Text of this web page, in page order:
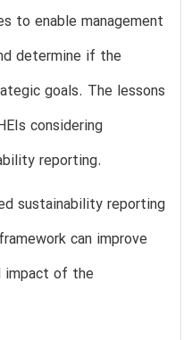
to enable management
determine if the
goals. The lessons
considering
reporting.
sustainability reporting
can improve
impact of the